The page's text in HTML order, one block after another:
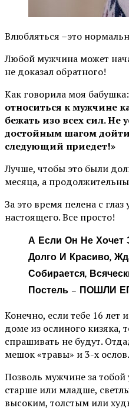
Влюбляться –это
Любой мужчина может
не доказал обратного!
Как говорила моя
относиться к мужчине
бежать изо всех сил. Не
достойным шагом дойти,
следующий приедет!»
Лучше, чтобы это были
месяца, а
За это время пелена с глаз
настоящего. Все просто!
А Если Он Не Хочет
Долго И Красиво,
Собирается,
Постель – ПОШЛИ
Конечно, если тебе 16 лет
доме из ослиного кизяка,
спрашивать не будут.
мешок «травы» и 3-х
Позволь мужчине за
старше или младше,
высоким, толстым или